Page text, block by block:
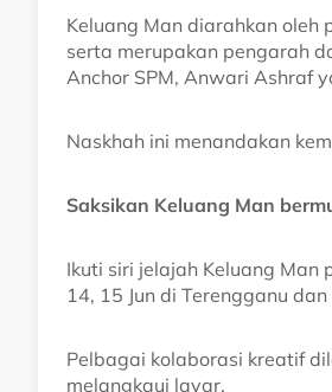
Keluang Man diarahkan oleh
serta merupakan pengarah
Anchor SPM, Anwari Ashraf
Naskhah ini menandakan
Saksikan Keluang Man
Ikuti siri jelajah Keluang Man
14, 15 Jun di Terengganu
Pelbagai kolaborasi kreatif
melangkaui layar.